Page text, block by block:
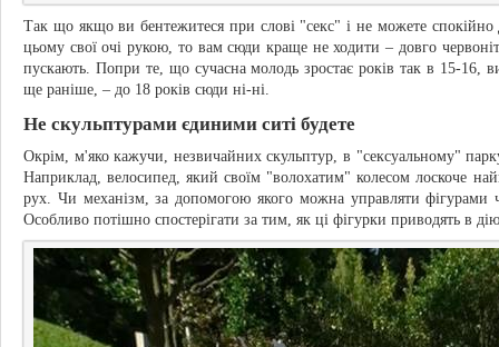
Так що якщо ви бентежитеся при слові "секс" і не можете спокійно
цьому свої очі рукою, то вам сюди краще не ходити – довго
пускають. Попри те, що сучасна молодь зростає років так в 15-16,
ще раніше, – до 18 років сюди ні-ні.
Не скульптурами єдиними ситі будете
Окрім, м'яко кажучи, незвичайних скульптур, в "сексуальному"
Наприклад, велосипед, який своїм "волохатим" колесом лоскоче
рух. Чи механізм, за допомогою якого можна управляти фігурами
Особливо потішно спостерігати за тим, як ці фігурки приводять в дію